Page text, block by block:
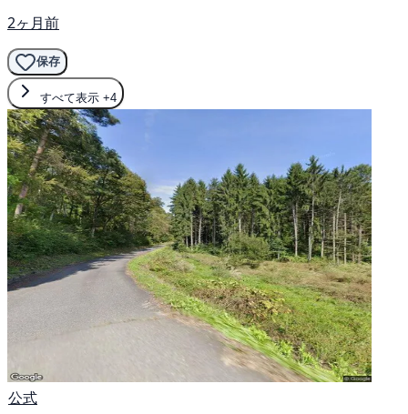
2ヶ月前
保存
すべて表示 +4
公式